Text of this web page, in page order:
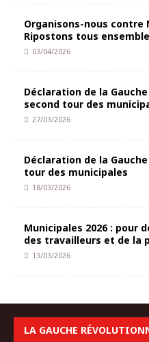
Organisons-nous
Ripostons tous
03/04/2026
Déclaration de la
second tour des
27/03/2026
Déclaration de la
tour des municipales
18/03/2026
Municipales 2026 : pour
des travailleurs et de la
13/03/2026
LA GAUCHE